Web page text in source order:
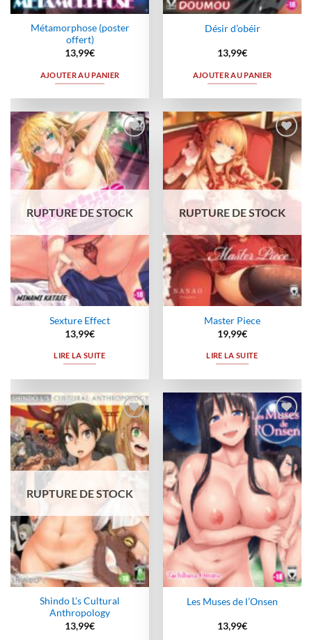
Métamorphose (poster
offert)
13,99€
AJOUTER AU PANIER
Désir d’obéir
13,99€
AJOUTER AU PANIER
Ajouter
à la
wishlist
RUPTURE DE STOCK
Sexture Effect
13,99€
LIRE LA SUITE
Ajouter
wishlist
RUPTURE DE STOCK
Master Piece
19,99€
LIRE LA SUITE
Ajouter
à la
wishlist
RUPTURE DE STOCK
Shindo L’s Cultural
Anthropology
13,99€
Ajouter
à la
wishlist
Les Muses de l’Onsen
13,99€